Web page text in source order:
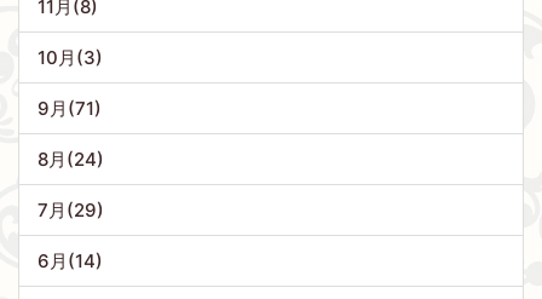
11月(8)
10月(3)
9月(71)
8月(24)
7月(29)
6月(14)